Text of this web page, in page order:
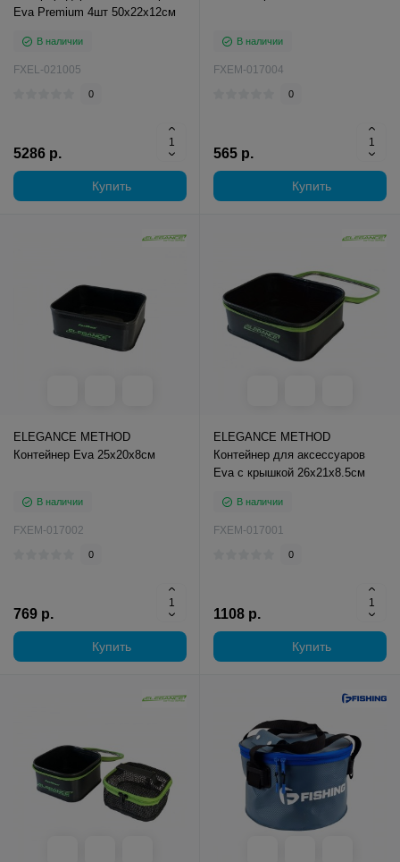
Eva Premium 4шт 50х22х12см
В наличии
FXEL-021005
0
5286 р.
Купить
В наличии
FXEM-017004
0
565 р.
Купить
ELEGANCE METHOD
Контейнер Eva 25х20х8см
В наличии
FXEM-017002
0
769 р.
Купить
ELEGANCE METHOD
Контейнер для аксессуаров
Eva с крышкой 26х21х8.5см
В наличии
FXEM-017001
0
1108 р.
Купить